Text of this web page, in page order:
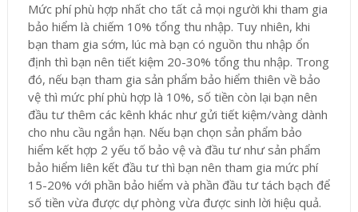
Mức phí phù hợp nhất cho tất cả mọi người khi tham gia
bảo hiểm là chiếm 10% tổng thu nhập. Tuy nhiên, khi
bạn tham gia sớm, lúc mà bạn có nguồn thu nhập ổn
định thì bạn nên tiết kiệm 20-30% tổng thu nhập. Trong
đó, nếu bạn tham gia sản phẩm bảo hiểm thiên về bảo
vệ thì mức phí phù hợp là 10%, số tiền còn lại bạn nên
đầu tư thêm các kênh khác như gửi tiết kiệm/vàng dành
cho nhu cầu ngắn hạn. Nếu bạn chọn sản phẩm bảo
hiểm kết hợp 2 yếu tố bảo vệ và đầu tư như sản phẩm
bảo hiểm liên kết đầu tư thì bạn nên tham gia mức phí
15-20% với phần bảo hiểm và phần đầu tư tách bạch để
số tiền vừa được dự phòng vừa được sinh lời hiệu quả.